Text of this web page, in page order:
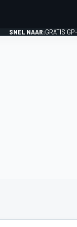
SNEL NAAR:GRATIS